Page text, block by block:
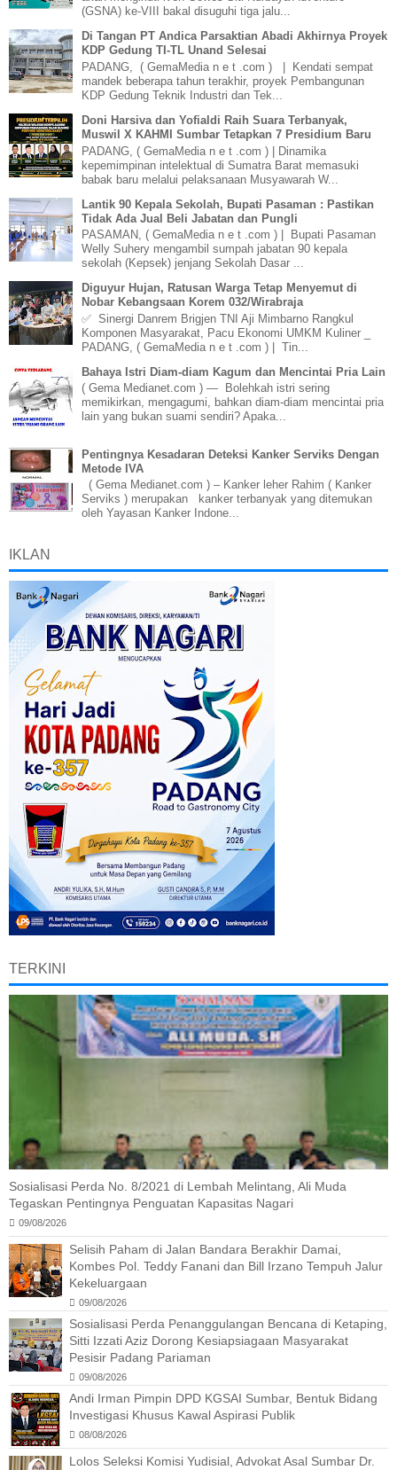
(GSNA) ke-VIII bakal disuguhi tiga jalu...
Di Tangan PT Andica Parsaktian Abadi Akhirnya Proyek
KDP Gedung TI-TL Unand Selesai
PADANG, ( GemaMedia n e t .com ) | Kendati sempat
mandek beberapa tahun terakhir, proyek Pembangunan
KDP Gedung Teknik Industri dan Tek...
Doni Harsiva dan Yofialdi Raih Suara Terbanyak,
Muswil X KAHMI Sumbar Tetapkan 7 Presidium Baru
PADANG, ( GemaMedia n e t .com ) | Dinamika
kepemimpinan intelektual di Sumatra Barat memasuki
babak baru melalui pelaksanaan Musyawarah W...
Lantik 90 Kepala Sekolah, Bupati Pasaman : Pastikan
Tidak Ada Jual Beli Jabatan dan Pungli
PASAMAN, ( GemaMedia n e t .com ) | Bupati Pasaman
Welly Suhery mengambil sumpah jabatan 90 kepala
sekolah (Kepsek) jenjang Sekolah Dasar ...
Diguyur Hujan, Ratusan Warga Tetap Menyemut di
Nobar Kebangsaan Korem 032/Wirabraja
✅ Sinergi Danrem Brigjen TNI Aji Mimbarno Rangkul
Komponen Masyarakat, Pacu Ekonomi UMKM Kuliner _
PADANG, ( GemaMedia n e t .com ) | Tin...
Bahaya Istri Diam-diam Kagum dan Mencintai Pria Lain
( Gema Medianet.com ) — Bolehkah istri sering
memikirkan, mengagumi, bahkan diam-diam mencintai pria
lain yang bukan suami sendiri? Apaka...
Pentingnya Kesadaran Deteksi Kanker Serviks Dengan
Metode IVA
( Gema Medianet.com ) – Kanker leher Rahim ( Kanker
Serviks ) merupakan kanker terbanyak yang ditemukan
oleh Yayasan Kanker Indone...
IKLAN
TERKINI
Sosialisasi Perda No. 8/2021 di Lembah Melintang, Ali Muda
Tegaskan Pentingnya Penguatan Kapasitas Nagari
09/08/2026
Selisih Paham di Jalan Bandara Berakhir Damai,
Kombes Pol. Teddy Fanani dan Bill Irzano Tempuh Jalur
Kekeluargaan
09/08/2026
Sosialisasi Perda Penanggulangan Bencana di Ketaping,
Sitti Izzati Aziz Dorong Kesiapsiagaan Masyarakat
Pesisir Padang Pariaman
09/08/2026
Andi Irman Pimpin DPD KGSAI Sumbar, Bentuk Bidang
Investigasi Khusus Kawal Aspirasi Publik
08/08/2026
Lolos Seleksi Komisi Yudisial, Advokat Asal Sumbar Dr.